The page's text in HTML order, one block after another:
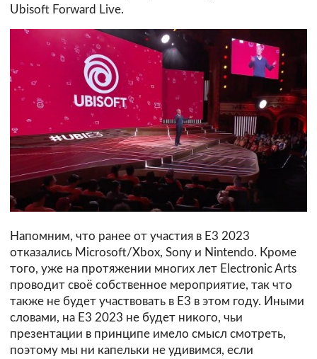
Ubisoft Forward Live.
Напомним, что ранее от участия в E3 2023
отказались Microsoft/Xbox, Sony и Nintendo. Кроме
того, уже на протяжении многих лет Electronic Arts
проводит своё собственное мероприятие, так что
также не будет участвовать в E3 в этом году. Иными
словами, на E3 2023 не будет никого, чьи
презентации в принципе имело смысл смотреть,
поэтому мы ни капельки не удивимся, если